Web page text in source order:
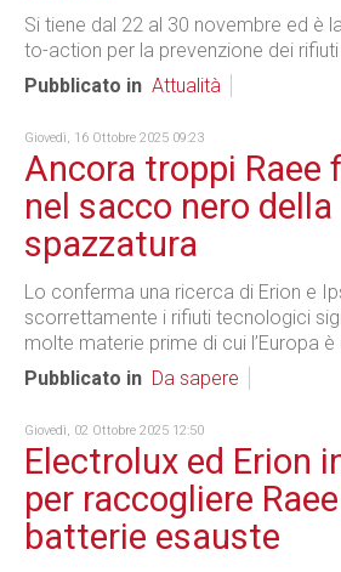
Si tiene dal 22 al 30 novembre ed è
to-action per la prevenzione dei rifiuti
Pubblicato in Attualità
Giovedì, 16 Ottobre 2025 09:23
Ancora troppi Raee
nel sacco nero della
spazzatura
Lo conferma una ricerca di Erion e
scorrettamente i rifiuti tecnologici
molte materie prime di cui l’Europa
Pubblicato in Da sapere
Giovedì, 02 Ottobre 2025 12:50
Electrolux ed Erion
per raccogliere
batterie esauste